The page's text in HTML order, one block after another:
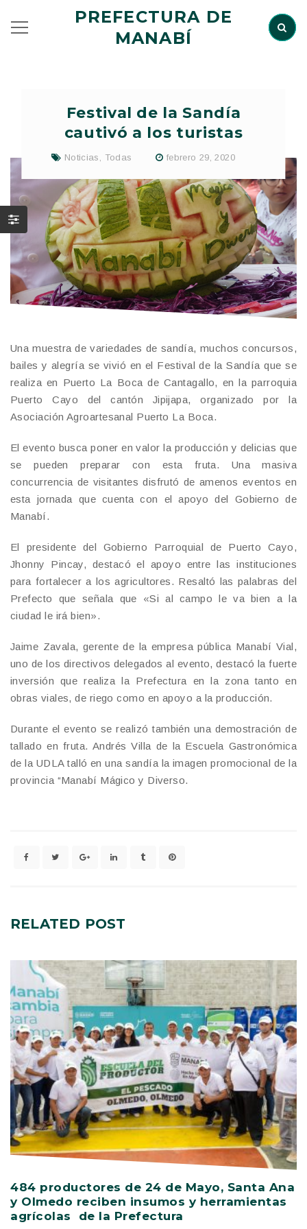
PREFECTURA DE
MANABÍ
Festival de la Sandía
cautivó a los turistas
Noticias Todas febrero 29, 2020
Una muestra de variedades de sandía, muchos concursos,
bailes y alegría se vivió en el Festival de la Sandía que se
realiza en Puerto La Boca de Cantagallo, en la parroquia
Puerto Cayo del cantón Jipijapa, organizado por la
Asociación Agroartesanal Puerto La Boca.
El evento busca poner en valor la producción y delicias que
se pueden preparar con esta fruta. Una masiva
concurrencia de visitantes disfrutó de amenos eventos en
esta jornada que cuenta con el apoyo del Gobierno de
Manabí.
El presidente del Gobierno Parroquial de Puerto Cayo,
Jhonny Pincay, destacó el apoyo entre las instituciones
para fortalecer a los agricultores. Resaltó las palabras del
Prefecto que señala que «Si al campo le va bien a la
ciudad le irá bien».
Jaime Zavala, gerente de la empresa pública Manabí Vial,
uno de los directivos delegados al evento, destacó la fuerte
inversión que realiza la Prefectura en la zona tanto en
obras viales, de riego como en apoyo a la producción.
Durante el evento se realizó también una demostración de
tallado en fruta. Andrés Villa de la Escuela Gastronómica
de la UDLA talló en una sandía la imagen promocional de la
provincia “Manabí Mágico y Diverso.
RELATED POST
484 productores de 24 de Mayo, Santa Ana
y Olmedo reciben insumos y herramientas
agrícolas de la Prefectura